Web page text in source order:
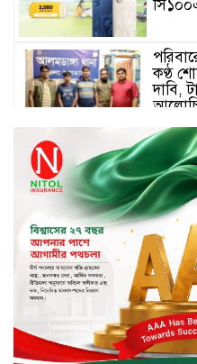
কণ্ঠ
দাবি,
রাশ
৮ সেল
অনুদান